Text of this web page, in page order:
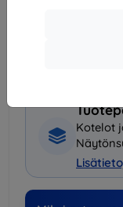
Toimitus
Kotelot